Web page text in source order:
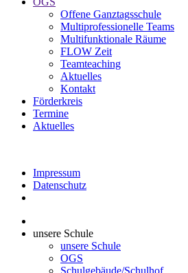
Offene Ganztagsschule
Multiprofessionelle Teams
Multifunktionale Räume
FLOW Zeit
Teamteaching
Aktuelles
Kontakt
Förderkreis
Termine
Aktuelles
Impressum
Datenschutz
unsere Schule
unsere Schule
OGS
Schulgebäude/Schulhof